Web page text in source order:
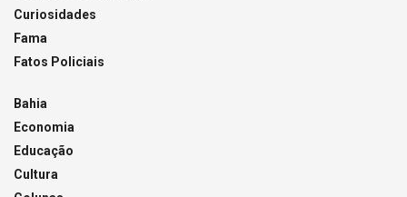
Curiosidades
Fama
Fatos Policiais
Bahia
Economia
Educação
Cultura